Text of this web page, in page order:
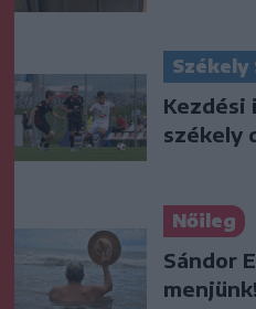
Székely
székely
Nőileg
Sándor